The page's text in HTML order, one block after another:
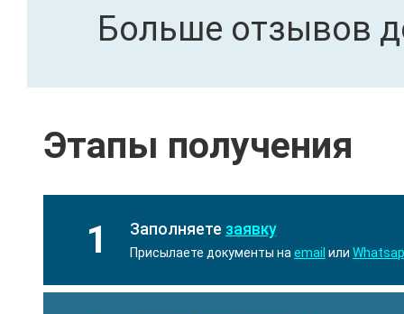
Больше отзывов
Этапы получения
1 Заполняете заявку
Присылаете документы на email или